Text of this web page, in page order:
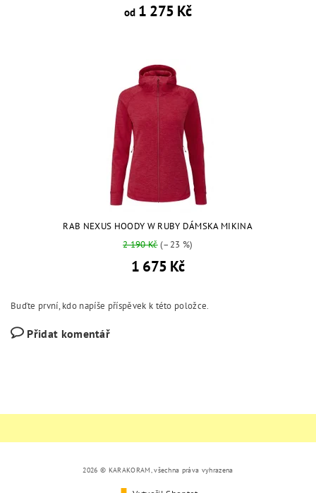
od1 275 Kč
RAB NEXUS HOODY W RUBY DÁMSKA MIKINA
2 190 Kč(–23 %)
1 675 Kč
Buďte první, kdo napíše příspěvek k této položce.
Přidat komentář
2026 © KARAKORAM, všechna práva vyhrazena